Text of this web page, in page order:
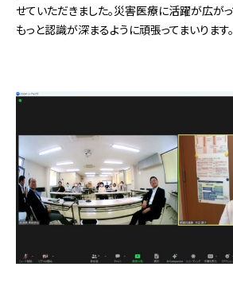
せていただきました。災害医療に活躍が広が
もっと認識が深まるように頑張ってまいります。